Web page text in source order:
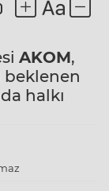
AKOM,
beklenen
halkı